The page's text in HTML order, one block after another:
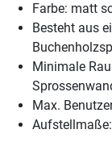
Farbe: matt
Besteht aus
Minimale
Max.